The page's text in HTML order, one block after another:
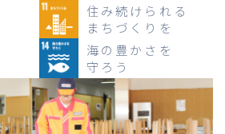
住み続けられる
まちづくりを
海の豊かさを
守ろう